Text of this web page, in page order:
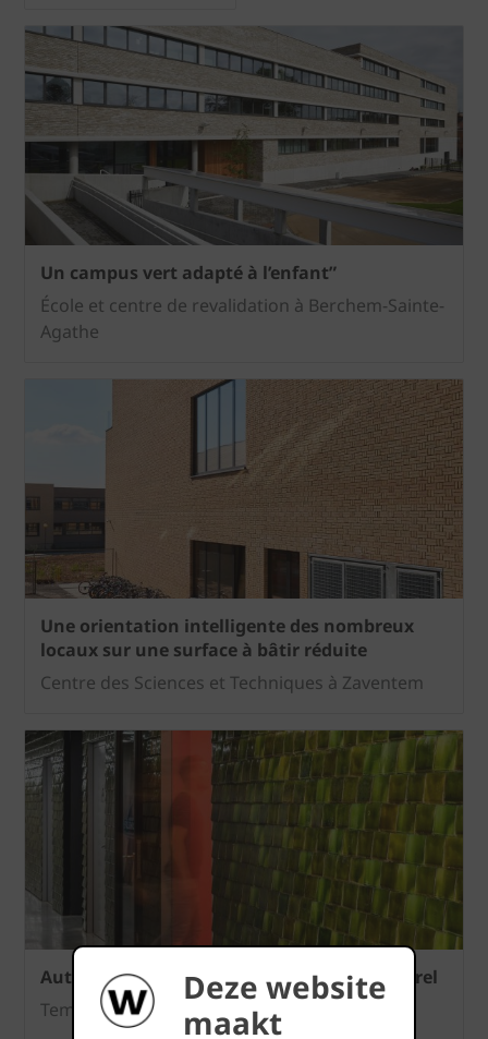
Deze website
maakt
Un campus vert adapté à l’enfant”
École et centre de revalidation à Berchem-Sainte-
Agathe
Une orientation intelligente des nombreux
locaux sur une surface à bâtir réduite
Centre des Sciences et Techniques à Zaventem
Autonomie spatiale dans un contexte naturel
Temple sportif vivant à Wilrijk